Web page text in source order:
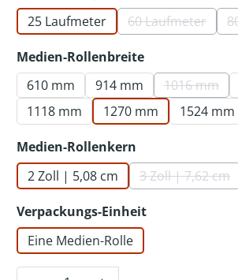
25 Laufmeter
60 Laufmeter
(Diese
Medien-Rollenbreiteauswählen
610 mm
914 mm 1016 mm
(Diese
1118 mm
1270 mm 1524 mm
Medien-Rollenkern
2 Zoll | 5,08 cm
3 Zoll | 7,62 cm
(Diese
Verpackungs-Einheitauswählen
Eine Medien-Rolle